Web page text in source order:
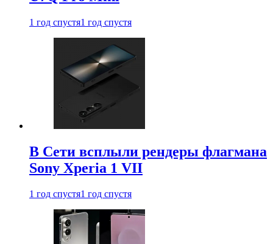
1 год спустя1 год спустя
В Сети всплыли рендеры флагмана
Sony Xperia 1 VII
1 год спустя1 год спустя